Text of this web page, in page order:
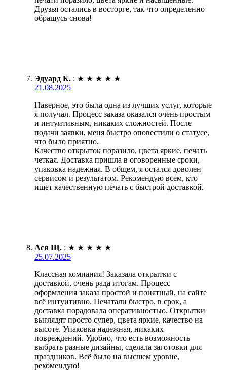
Друзья остались в восторге, так что определенно
обращусь снова!
Эдуард К. : ★ ★ ★ ★ ★
21.08.2025
Наверное, это была одна из лучших услуг, которые
я получал. Процесс заказа оказался очень простым
и интуитивным, никаких сложностей. После
подачи заявки, меня быстро оповестили о статусе,
что было приятно.
Качество открыток поразило, цвета яркие, печать
четкая. Доставка пришла в оговоренные сроки,
упаковка надежная. В общем, я остался доволен
сервисом и результатом. Рекомендую всем, кто
ищет качественную печать с быстрой доставкой.
Ася Щ. : ★ ★ ★ ★ ★
25.07.2025
Классная компания! Заказала открытки с
доставкой, очень рада итогам. Процесс
оформления заказа простой и понятный, на сайте
всё интуитивно. Печатали быстро, в срок, а
доставка порадовала оперативностью. Открытки
выглядят просто супер, цвета яркие, качество на
высоте. Упаковка надежная, никаких
повреждений. Удобно, что есть возможность
выбрать разные дизайны, сделала заготовки для
праздников. Всё было на высшем уровне,
рекомендую!